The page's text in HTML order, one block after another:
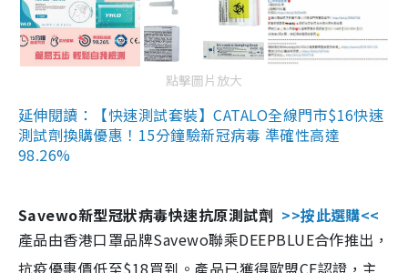
點擊圖片放大
延伸閱讀：【快速測試套裝】CATALO全線門市$16快速
測試劑換購優惠！15分鐘驗新冠病毒 準確性高達
98.26%
Savewo新型冠狀病毒快速抗原測試劑 >>按此選購<<
產品由香港口罩品牌Savewo聯乘DEEPBLUE合作推出，
抗疫優惠價低至$18買到。產品已獲得歐盟CE認證，主